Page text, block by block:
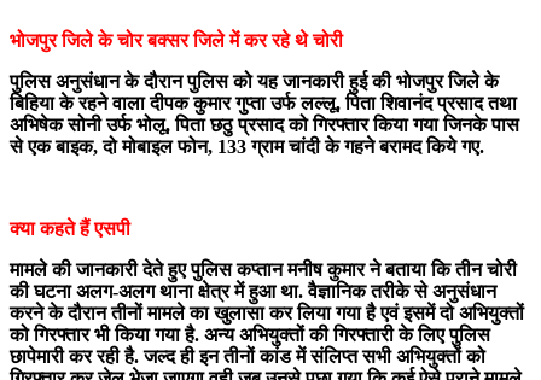
भोजपुर जिले के चोर बक्सर जिले में कर रहे थे चोरी
पुलिस अनुसंधान के दौरान पुलिस को यह जानकारी हुई की भोजपुर जिले के
बिहिया के रहने वाला दीपक कुमार गुप्ता उर्फ लल्लू, पिता शिवानंद प्रसाद तथा
अभिषेक सोनी उर्फ भोलू, पिता छठु प्रसाद को गिरफ्तार किया गया जिनके पास
से एक बाइक, दो मोबाइल फोन, 133 ग्राम चांदी के गहने बरामद किये गए.
क्या कहते हैं एसपी
मामले की जानकारी देते हुए पुलिस कप्तान मनीष कुमार ने बताया कि तीन चोरी
की घटना अलग-अलग थाना क्षेत्र में हुआ था. वैज्ञानिक तरीके से अनुसंधान
करने के दौरान तीनों मामले का खुलासा कर लिया गया है एवं इसमें दो अभियुक्तों
को गिरफ्तार भी किया गया है. अन्य अभियुक्तों की गिरफ्तारी के लिए पुलिस
छापेमारी कर रही है. जल्द ही इन तीनों कांड में संलिप्त सभी अभियुक्तों को